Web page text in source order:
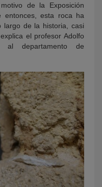
de la Exposición
entonces, esta roca ha
largo de la historia, casi
el profesor Adolfo
al departamento de